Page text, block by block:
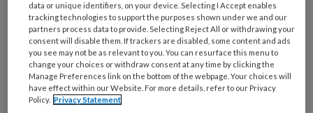
Wat
is
je
e-
mailadres?
* *
Kies
je
wachtwoord*
data or unique identifiers, on your device. Selecting I Accept enables
tracking technologies to support the purposes shown under we and our
partners process data to provide. Selecting Reject All or withdrawing your
consent will disable them. If trackers are disabled, some content and ads
you see may not be as relevant to you. You can resurface this menu to
change your choices or withdraw consent at any time by clicking the
Manage Preferences link on the bottom of the webpage. Your choices will
have effect within our Website. For more details, refer to our Privacy
Policy. Privacy Statement